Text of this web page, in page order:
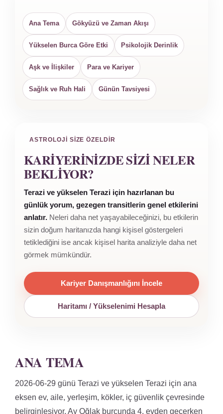
Ana Tema Gökyüzü ve Zaman Akışı
Yükselen Burca Göre Etki Psikolojik Derinlik
Aşk ve İlişkiler Para ve Kariyer
Sağlık ve Ruh Hali Günün Tavsiyesi
ASTROLOJI SIZE ÖZELDIR
KARIYERINIZDE SIZI NELER
BEKLIYOR?
Terazi ve yükselen Terazi için hazırlanan bu
günlük yorum, gezegen transitlerin genel etkilerini
anlatır. Neleri daha net yaşayabileceğinizi, bu etkilerin
sizin doğum haritanızda hangi kişisel göstergeleri
tetiklediğini ise ancak kişisel harita analiziyle daha net
görmek mümkündür.
Kariyer Danışmanlığını İncele
Haritamı / Yükselenimi Hesapla
ANA TEMA
2026-06-29 günü Terazi ve yükselen Terazi için ana
eksen ev, aile, yerleşim, kökler, iç güvenlik çevresinde
belirginleşiyor. Ay Oğlak burcunda 4. evden geçerken